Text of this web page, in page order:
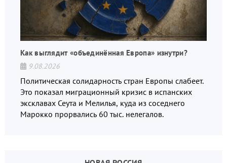
Как выглядит «объединённая Европа» изнутри?
9.08.2026
Политическая солидарность стран Европы слабеет.
Это показал миграционный кризис в испанских
эксклавах Сеута и Мелилья, куда из соседнего
Марокко прорвались 60 тыс. нелегалов.